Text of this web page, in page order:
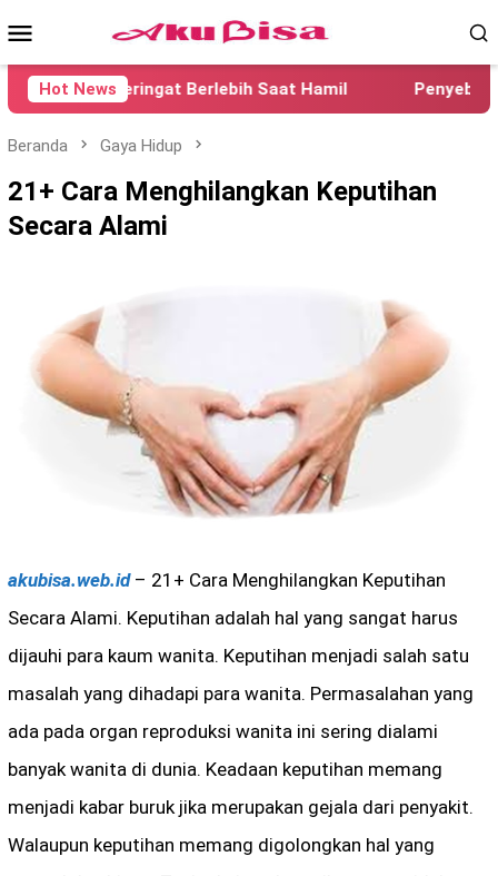
ke
Menu
Mobile
Hot News
Bau Keringat Berlebih Saat Hamil Penyebab
Beranda Gaya Hidup
21+ Cara Menghilangkan Keputihan
Secara Alami
akubisa.web.id– 21+ Cara Menghilangkan Keputihan
Secara Alami. Keputihan adalah hal yang sangat harus
dijauhi para kaum wanita. Keputihan menjadi salah satu
masalah yang dihadapi para wanita. Permasalahan yang
ada pada organ reproduksi wanita ini sering dialami
banyak wanita di dunia. Keadaan keputihan memang
menjadi kabar buruk jika merupakan gejala dari penyakit.
Walaupun keputihan memang digolongkan hal yang